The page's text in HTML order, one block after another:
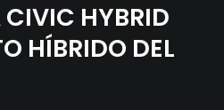
HYBRID
HÍBRIDO DEL